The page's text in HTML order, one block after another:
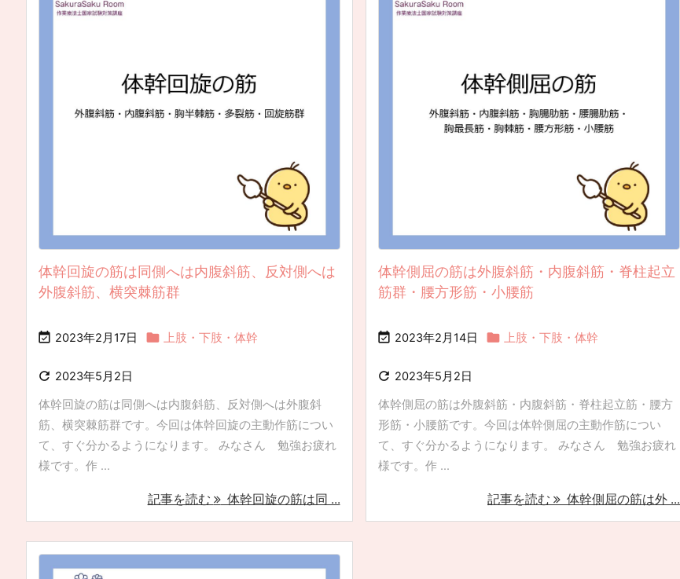
体幹回旋の筋は同側へは内腹斜筋、反対側へは
外腹斜筋、横突棘筋群
 2023年2月17日  上肢・下肢・体幹
 2023年5月2日
体幹回旋の筋は同側へは内腹斜筋、反対側へは外腹斜
筋、横突棘筋群です。今回は体幹回旋の主動作筋につい
て、すぐ分かるようになります。 みなさん 勉強お疲れ
様です。作 ...
記事を読む 体幹回旋の筋は同 ...
体幹側屈の筋は外腹斜筋・内腹斜筋・脊柱起立
筋群・腰方形筋・小腰筋
 2023年2月14日  上肢・下肢・体幹
 2023年5月2日
体幹側屈の筋は外腹斜筋・内腹斜筋・脊柱起立筋・腰方
形筋・小腰筋です。今回は体幹側屈の主動作筋につい
て、すぐ分かるようになります。 みなさん 勉強お疲れ
様です。作 ...
記事を読む 体幹側屈の筋は外 ...